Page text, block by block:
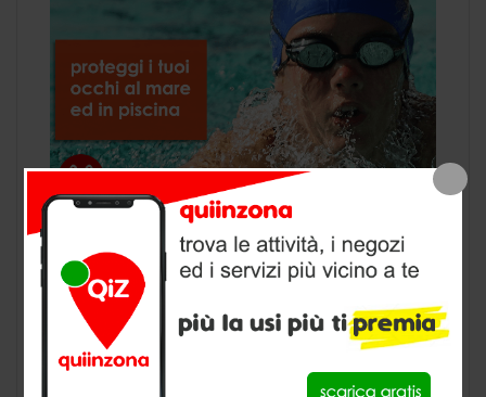
Occhi rossi e bruciore dopo una nuotata in
piscina è un classico. Ma da cosa dipende e
come possiamo rimediare? La causa degli
occhi rossi dopo essere stati in piscina, non è
da attribuirsi alla sola presenza di cloro e di
altri prodotti utilizzati per disinfettare l’acqua,
ma anche ai numerosi batteri presenti